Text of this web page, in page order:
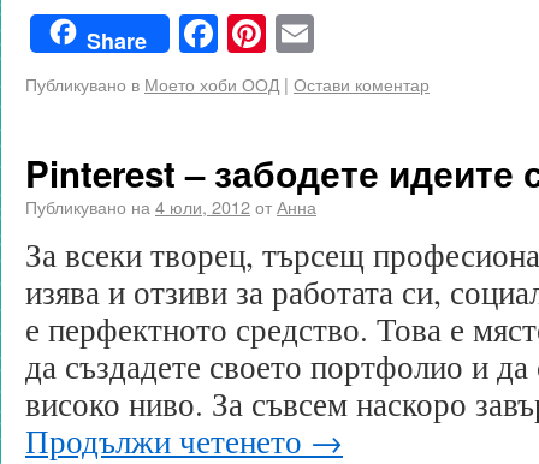
Share Facebook
Pinterest
Публикувано в Моето хоби ООД | Остави коментар
Pinterest – забодете идеите
Публикувано на 4 юли, 2012отАнна
За всеки творец, търсещ
изява и отзиви за работата си,
е перфектното средство. Това е
да създадете своето портфолио и да
високо ниво. За съвсем наскоро
Продължи четенето →